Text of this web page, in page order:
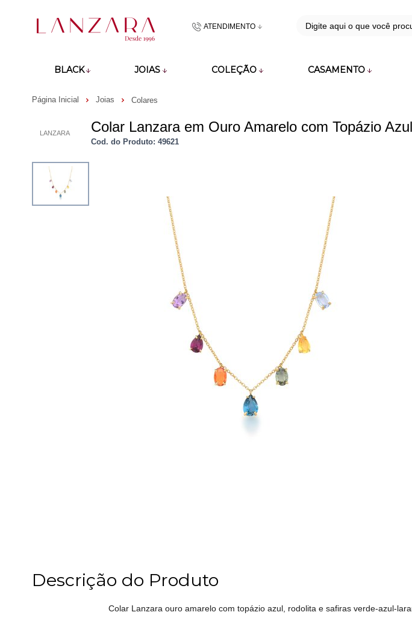
ATENDIMENTO
(48)991860142
BLACK JOIAS COLEÇÃO CASAMENTO
Página Inicial Joias Colares
LANZARA Colar Lanzara em Ouro Amarelo com Topázio
Cod. do Produto: 49621
Descrição do Produto
Colar Lanzara ouro amarelo com topázio azul, rodolita e safiras verde-azul-